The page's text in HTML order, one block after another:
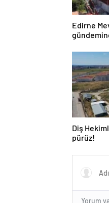
Edirne
Diş
pürüz!